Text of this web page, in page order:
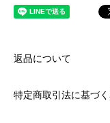
返品について
特定商取引法に基づ